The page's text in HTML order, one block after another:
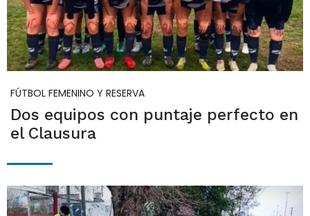
FÚTBOL FEMENINO Y RESERVA
Dos equipos con puntaje perfecto en
el Clausura